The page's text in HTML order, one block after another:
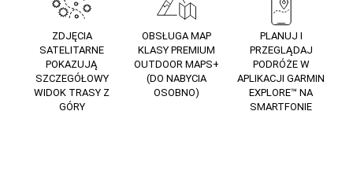
ZDJĘCIA
SATELITARNE
POKAZUJĄ
SZCZEGÓŁOWY
WIDOK TRASY Z
GÓRY
OBSŁUGA MAP
KLASY PREMIUM
OUTDOOR MAPS+
(DO NABYCIA
OSOBNO)
PLANUJ I
PRZEGLĄDAJ
PODRÓŻE W
APLIKACJI GARMIN
EXPLORE™ NA
SMARTFONIE